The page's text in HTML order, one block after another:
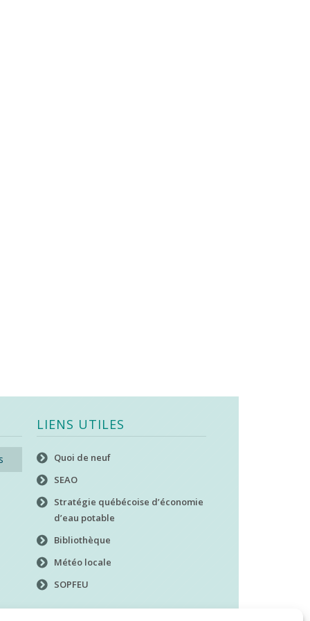
LIENS UTILES
Quoi de neuf
SEAO
Stratégie québécoise d’économie
d’eau potable
Bibliothèque
Météo locale
SOPFEU